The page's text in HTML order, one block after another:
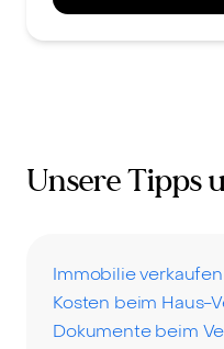
Unsere Tipps
Immobilie verkaufen
Kosten beim Haus-
Dokumente beim